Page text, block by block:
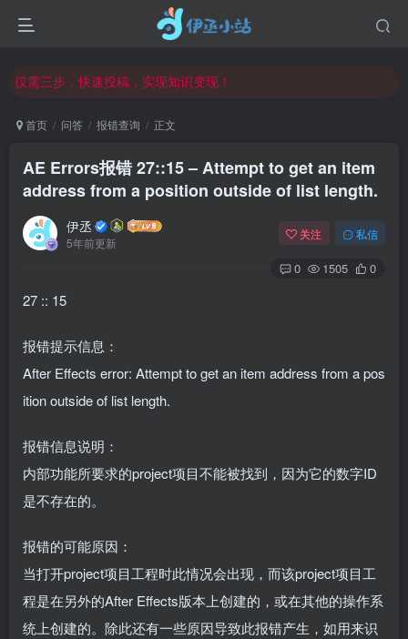
欢迎访问伊丞小站！
仅需三步，快速投稿，实现知识变现！
首页 问答 报错查询 正文
AE Errors报错 27::15 – Attempt to get an item
address from a position outside of list length.
伊丞
5年前更新
关注 私信
0 1505 0
27 :: 15
报错提示信息：
After Effects error: Attempt to get an item address from a pos
ition outside of list length.
报错信息说明：
内部功能所要求的project项目不能被找到，因为它的数字ID
是不存在的。
报错的可能原因：
当打开project项目工程时此情况会出现，而该project项目工
程是在另外的After Effects版本上创建的，或在其他的操作系
统上创建的。除此还有一些原因导致此报错产生，如用来识